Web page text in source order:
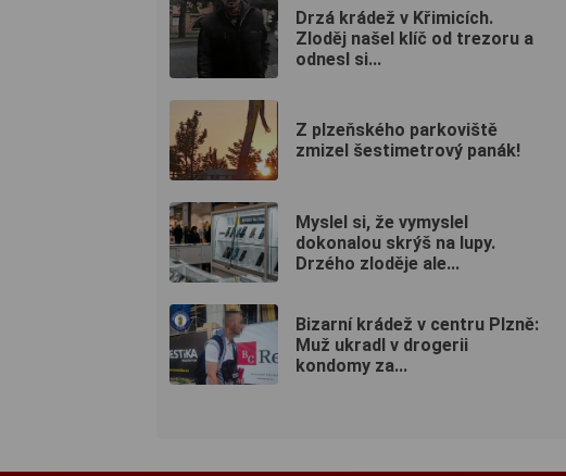
Drzá krádež v Křimicích.
Zloděj našel klíč od trezoru a
odnesl si...
Z plzeňského parkoviště
zmizel šestimetrový panák!
Myslel si, že vymyslel
dokonalou skrýš na lupy.
Drzého zloděje ale...
Bizarní krádež v centru Plzně:
Muž ukradl v drogerii
kondomy za...